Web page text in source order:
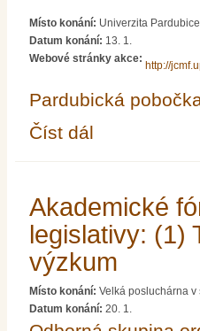
Místo konání: Univerzita
Datum konání: 13. 1.
Webové stránky akce:
http://
Pardubická
Číst dál
Akademické
legislativy: (1)
výzkum
Místo konání: Velká posluchárna v
Datum konání: 20. 1.